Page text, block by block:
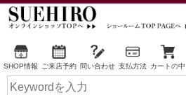
SHOP情報 ご来店予約 問い合わせ 支払方法 カートの中